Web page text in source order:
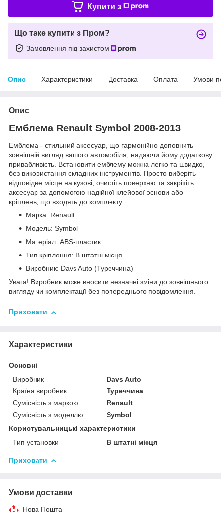
Купити з
Що таке купити з Пром?
Замовлення під захистом
Опис Характеристики Доставка Оплата Умови
Опис
Емблема Renault Symbol 2008-2013
Емблема - стильний аксесуар, що гармонійно доповнить
зовнішній вигляд вашого автомобіля, надаючи йому додаткову
привабливість. Встановити емблему можна легко та швидко,
без використання складних інструментів. Просто виберіть
відповідне місце на кузові, очистіть поверхню та закріпіть
аксесуар за допомогою надійної клейової основи або
кріплень, що входять до комплекту.
Марка: Renault
Модель: Symbol
Матеріал: ABS-пластик
Тип кріплення: В штатні місця
Виробник: Davs Auto (Туреччина)
Увага! Виробник може вносити незначні зміни до зовнішнього
вигляду чи комплектації без попереднього повідомлення.
Приховати
Характеристики
Основні
Виробник
Davs Auto
Країна виробник
Туреччина
Сумісність з маркою
Renault
Сумісність з моделлю
Symbol
Користувальницькі характеристики
Тип установки
В штатні місця
Приховати
Умови доставки
Нова Пошта